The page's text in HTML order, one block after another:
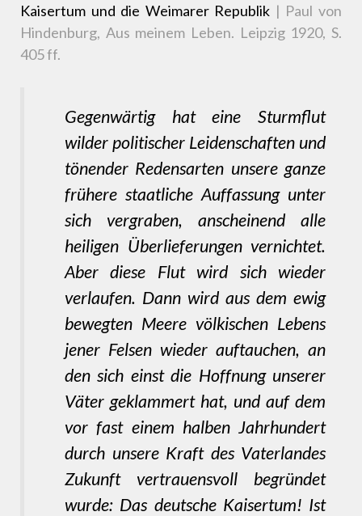
Kaisertum und die Weimarer Republik | Paul von
Hindenburg, Aus meinem Leben. Leipzig 1920, S.
405 ff.
Gegenwärtig hat eine Sturmflut
wilder politischer Leidenschaften und
tönender Redensarten unsere ganze
frühere staatliche Auffassung unter
sich vergraben, anscheinend alle
heiligen Überlieferungen vernichtet.
Aber diese Flut wird sich wieder
verlaufen. Dann wird aus dem ewig
bewegten Meere völkischen Lebens
jener Felsen wieder auftauchen, an
den sich einst die Hoffnung unserer
Väter geklammert hat, und auf dem
vor fast einem halben Jahrhundert
durch unsere Kraft des Vaterlandes
Zukunft vertrauensvoll begründet
wurde: Das deutsche Kaisertum! Ist